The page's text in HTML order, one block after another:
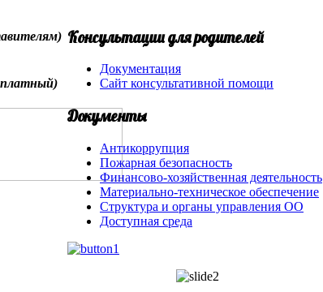
Консультации для родителей
Документация
Сайт консультативной помощи
Документы
Антикоррупция
Пожарная безопасность
Финансово-хозяйственная деятельность
Материально-техническое обеспечение
Структура и органы управления ОО
Доступная среда